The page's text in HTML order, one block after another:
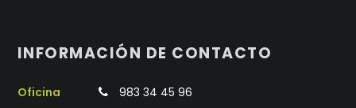
INFORMACIÓN DE CONTACTO
Oficina 983 34 45 96